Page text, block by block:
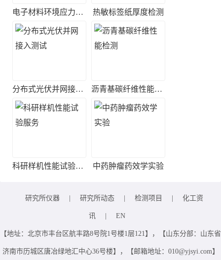
电子材料环境应力筛选实验 热敏标签纸厚度检测
分布式光伏并网接入测试 沥青基碳纤维性能检测
科研样机性能试验服务 中药肿瘤药效学实验
研究所仪器 研究所动态 检测项目 化工资
讯 EN
【地址：北京市丰台区航丰路8号院1号楼1层121】，【山东分部：山东省
济南市历城区唐冶绿地汇中心36号楼】，【邮箱地址：010@yjsyi.com】